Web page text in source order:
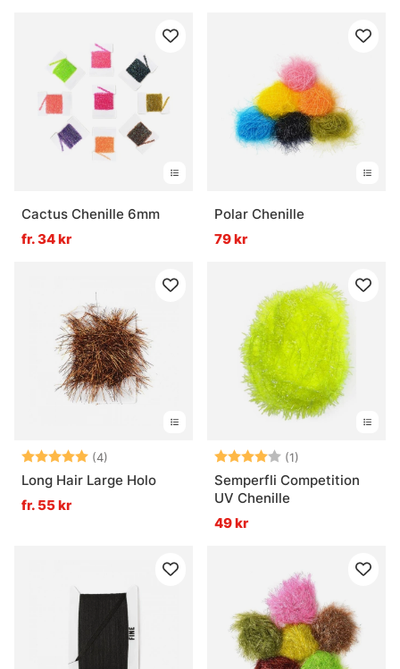
Cactus Chenille 6mm
fr. 34 kr
Polar Chenille
79 kr
Betyg: (4)
5.0 utav 5 stjärnor
Long Hair Large Holo
fr. 55 kr
Betyg: (1)
Semperfli Competition
UV Chenille
49 kr